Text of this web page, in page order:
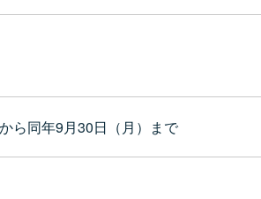
ら同年9月30日（月）まで